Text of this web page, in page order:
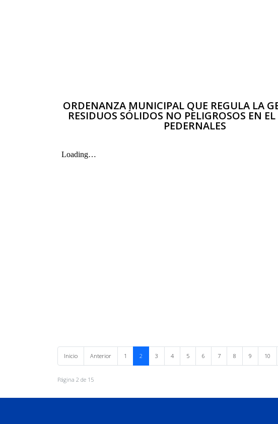
ORDENANZA MUNICIPAL QUE REGULA LA
RESIDUOS SÓLIDOS NO PELIGROSOS EN
PEDERNALES
Inicio Anterior 1 2 3 4 5 6 7 8 9 10
Página 2 de 15